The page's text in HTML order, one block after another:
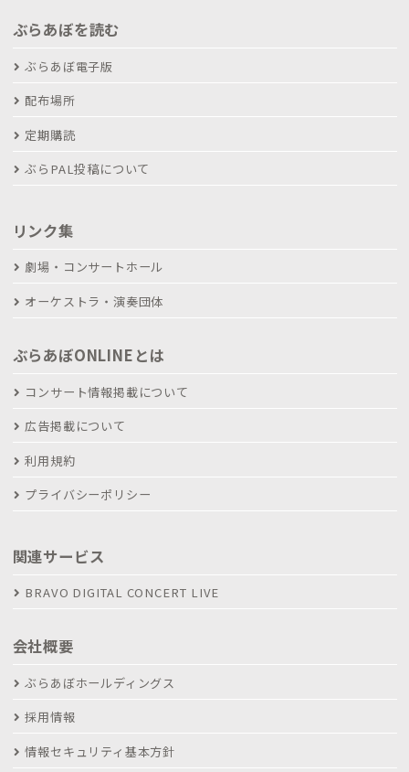
ぶらあぼを読む
ぶらあぼ電子版
配布場所
定期購読
ぶらPAL投稿について
リンク集
劇場・コンサートホール
オーケストラ・演奏団体
ぶらあぼONLINEとは
コンサート情報掲載について
広告掲載について
利用規約
プライバシーポリシー
関連サービス
BRAVO DIGITAL CONCERT LIVE
会社概要
ぶらあぼホールディングス
採用情報
情報セキュリティ基本方針